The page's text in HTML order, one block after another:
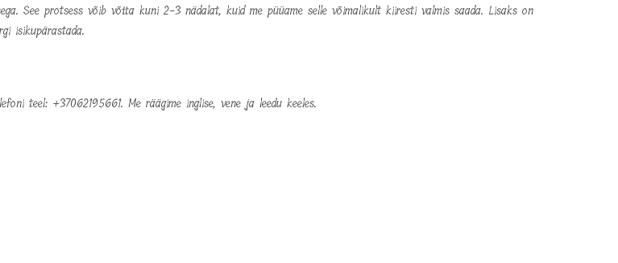
See protsess võib võtta kuni 2-3 nädalat, kuid me püüame selle võimalikult kiiresti valmis saada. Lisaks on
isikupärastada.
teel: +37062195661. Me räägime inglise, vene ja leedu keeles.